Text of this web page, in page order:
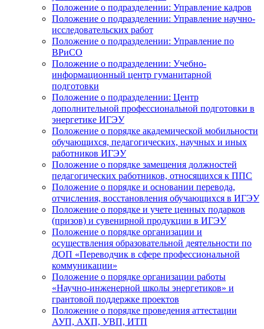
Положение о подразделении: Управление кадров
Положение о подразделении: Управление научно-
исследовательских работ
Положение о подразделении: Управление по
ВРиСО
Положение о подразделении: Учебно-
информационный центр гуманитарной
подготовки
Положение о подразделении: Центр
дополнительной профессиональной подготовки в
энергетике ИГЭУ
Положение о порядке академической мобильности
обучающихся, педагогических, научных и иных
работников ИГЭУ
Положение о порядке замещения должностей
педагогических работников, относящихся к ППС
Положение о порядке и основании перевода,
отчисления, восстановления обучающихся в ИГЭУ
Положение о порядке и учете ценных подарков
(призов) и сувенирной продукции в ИГЭУ
Положение о порядке организации и
осуществления образовательной деятельности по
ДОП «Переводчик в сфере профессиональной
коммуникации»
Положение о порядке организации работы
«Научно-инженерной школы энергетиков» и
грантовой поддержке проектов
Положение о порядке проведения аттестации
АУП, АХП, УВП, ИТП